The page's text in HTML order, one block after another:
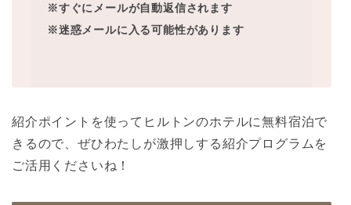
※すぐにメールが自動返信されます
※迷惑メールに入る可能性があります
紹介ポイントを使ってヒルトンのホテルに無料宿泊で
きるので、ぜひわたしが激押しする紹介プログラムを
ご活用くださいね！